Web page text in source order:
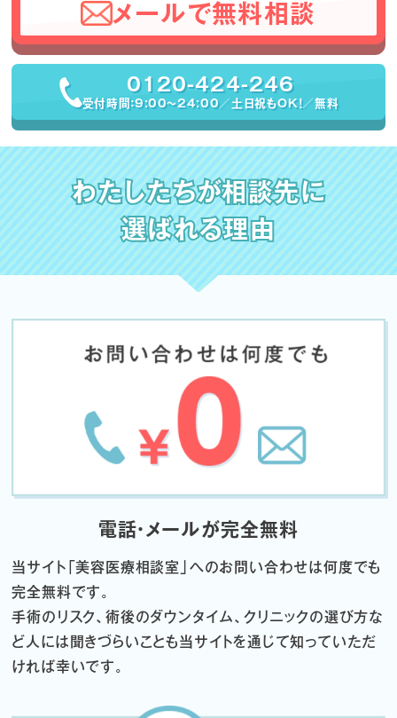
メールで無料相談
0120-424-246
受付時間：9:00〜24:00／土日祝もOK！／無料
わたしたちが相談先に
選ばれる理由
電話・メールが完全無料
当サイト「美容医療相談室」へのお問い合わせは何度でも
完全無料です。
手術のリスク、術後のダウンタイム、クリニックの選び方な
ど 人には聞きづらいことも当サイトを通じて知っていただ
ければ幸いです。